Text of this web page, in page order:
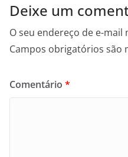
Deixe um
O seu endereço de e-mail
Campos obrigatórios são
Comentário *